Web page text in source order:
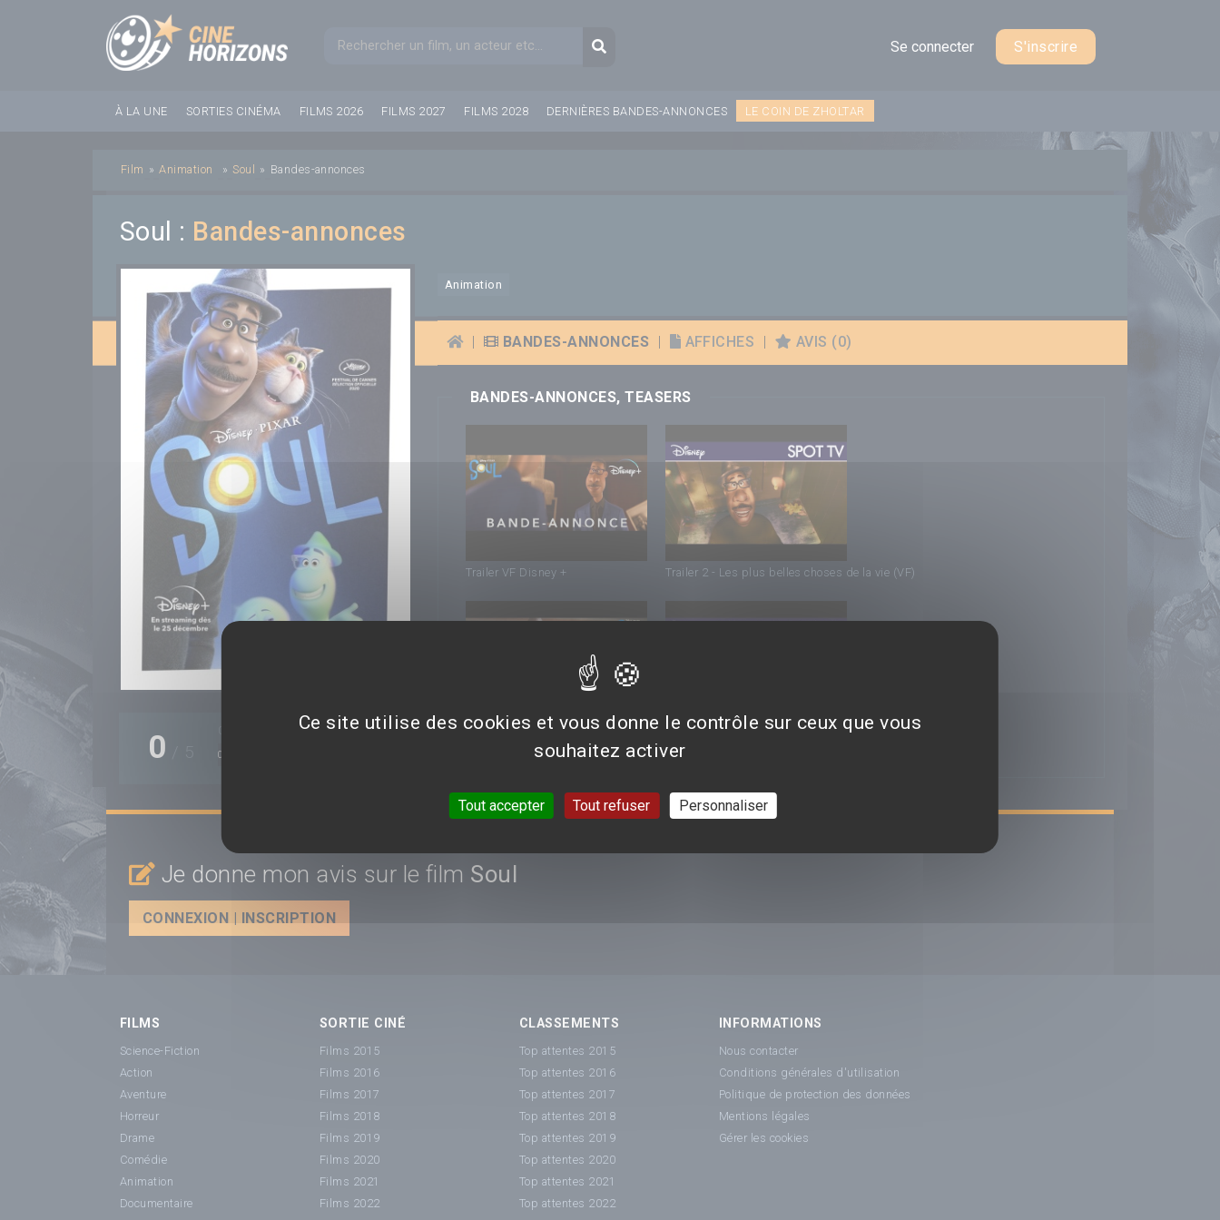
Formulaire de rechercheRecherche
Se connecter S'inscrire
À LA UNE SORTIES CINÉMA FILMS 2026 FILMS 2027 FILMS 2028 DERNIÈRES BANDES-ANNONCES LE COIN DE ZHOLTAR
Film » Animation » Soul » Bandes-annonces
Soul : Bandes-annonces
0 0%
Animation
BANDES-ANNONCES AFFICHES AVIS (0)
BANDES-ANNONCES, TEASERS
Trailer VF Disney + Trailer 2 - Les plus belles choses de la vie (VF)
Teaser VF
Je donne mon avis sur le film Soul
CONNEXION | INSCRIPTION
FILMS
Science-Fiction
Action
Aventure
Horreur
Drame
Comédie
Animation
Documentaire
SORTIE CINÉ
Films 2015
Films 2016
Films 2017
Films 2018
Films 2019
Films 2020
Films 2021
Films 2022
CLASSEMENTS
Top attentes 2015
Top attentes 2016
Top attentes 2017
Top attentes 2018
Top attentes 2019
Top attentes 2020
Top attentes 2021
Top attentes 2022
INFORMATIONS
Nous contacter
Conditions générales d'utilisation
Politique de protection des données
Mentions légales
Gérer les cookies
Panneau de gestion des cookies
Ce site utilise des cookies et vous donne le contrôle sur ceux que vous
souhaitez activer
Tout accepter Tout refuser Personnaliser